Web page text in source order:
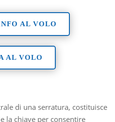
AL VOLO
AL VOLO
di una serratura, costituisce
la chiave per consentire